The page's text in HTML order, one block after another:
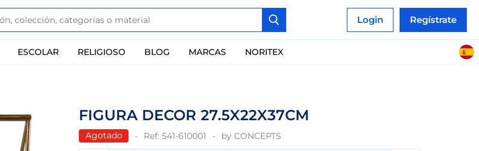
Login Regístrate
ESCOLAR RELIGIOSO BLOG MARCAS NORITEX
FIGURA DECOR 27.5X22X37CM
Agotado Ref: 541-610001 by CONCEPTS